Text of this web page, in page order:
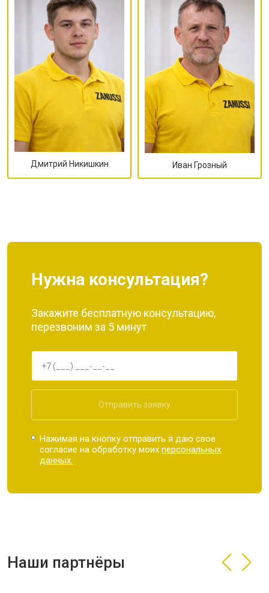
Дмитрий Никишкин Иван Грозный
Нужна консультация?
Закажите бесплатную консультацию,
перезвоним за 5 минут
Отправить заявку
Нажимая на кнопку отправить я даю свое
согласие на обработку моихперсональных
данных.
Наши партнёры